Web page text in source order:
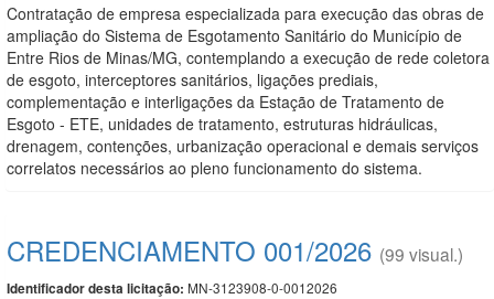
Contratação de empresa especializada para execução das obras de
ampliação do Sistema de Esgotamento Sanitário do Município de
Entre Rios de Minas/MG, contemplando a execução de rede coletora
de esgoto, interceptores sanitários, ligações prediais,
complementação e interligações da Estação de Tratamento de
Esgoto - ETE, unidades de tratamento, estruturas hidráulicas,
drenagem, contenções, urbanização operacional e demais serviços
correlatos necessários ao pleno funcionamento do sistema.
CREDENCIAMENTO 001/2026 (99 visual.)
Identificador desta licitação: MN-3123908-0-0012026